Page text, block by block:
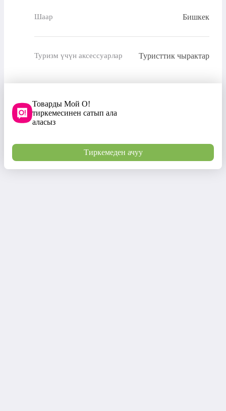
Шаар Бишкек
Туризм үчүн аксессуарлар Туристтик чырактар
Товарды Мой О!
тиркемесинен сатып ала
аласыз
Тиркемеден ачуу